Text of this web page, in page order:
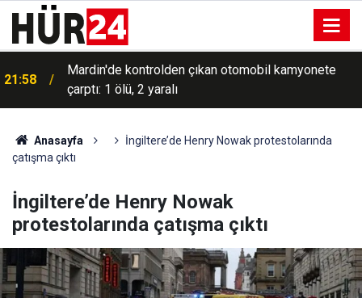
21:58
Mardin'de kontrolden çıkan otomobil kamyonete
çarptı: 1 ölü, 2 yaralı
Anasayfa
İngiltere’de Henry Nowak protestolarında
çatışma çıktı
İngiltere’de Henry Nowak
protestolarında çatışma çıktı